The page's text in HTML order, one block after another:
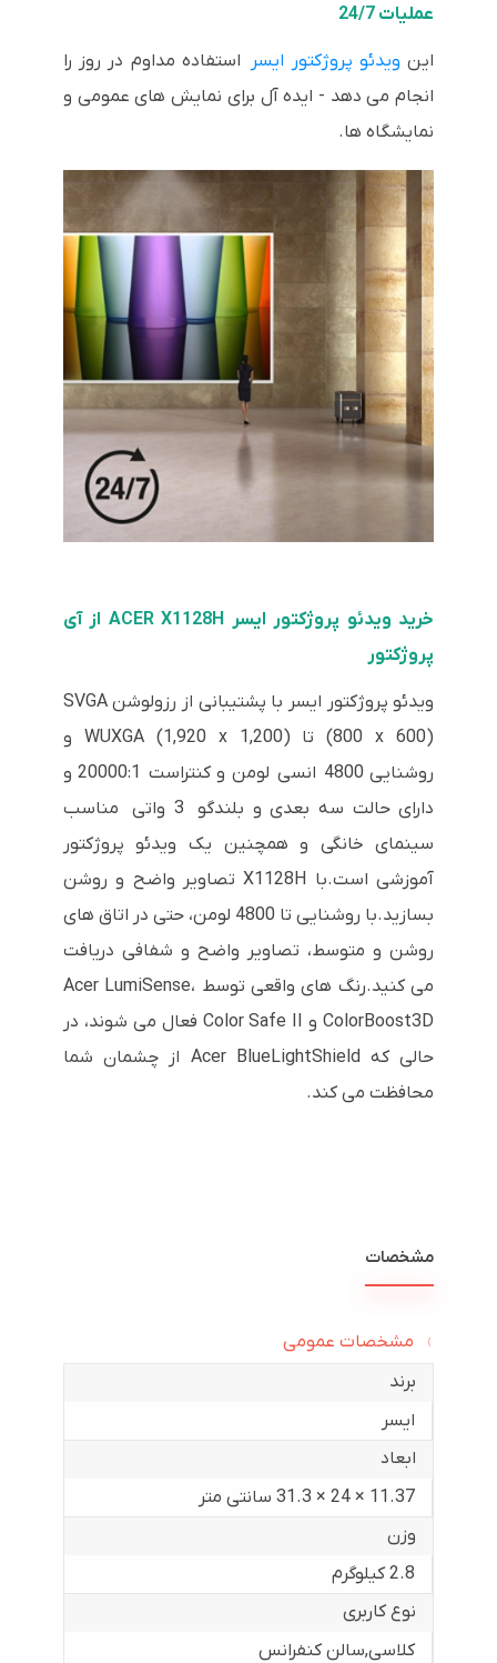
عملیات 24/7
این ویدئو پروژکتور ایسر
استفاده مداوم در روز را
انجام می دهد - ایده آل برای نمایش های عمومی و
نمایشگاه ها.
خرید ویدئو پروژکتور ایسر ACER X1128H از آی
پروژکتور
ویدئو پروژکتور ایسر با پشتیبانی از رزولوشن SVGA
(800 x 600) تا WUXGA (1,920 x 1,200) و
روشنایی 4800 انسی لومن و کنتراست 20000:1 و
دارای حالت سه بعدی و بلندگو 3 واتی مناسب
سینمای خانگی و همچنین یک ویدئو پروژکتور
آموزشی است.با X1128H تصاویر واضح و روشن
بسازید.با روشنایی تا 4800 لومن، حتی در اتاق های
روشن و متوسط، تصاویر واضح و شفافی دریافت
می کنید.رنگ های واقعی توسط Acer LumiSense،
ColorBoost3D و Color Safe II فعال می شوند، در
حالی که Acer BlueLightShield از چشمان شما
محافظت می کند.
مشخصات
مشخصات عمومی
برند
ایسر
ابعاد
11.37 × 24 × 31.3 سانتی متر
وزن
2.8 کیلوگرم
نوع کاربری
کلاسی,سالن کنفرانس